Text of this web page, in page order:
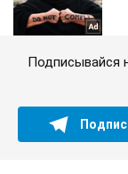
Подписывайся